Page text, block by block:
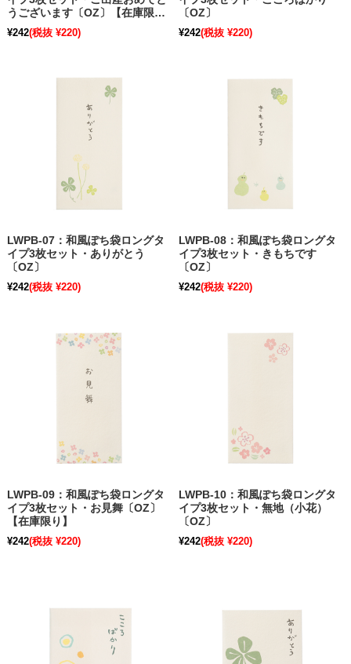
うございます〔OZ〕【在庫限
り】
¥242(税抜 ¥220)
〔OZ〕
¥242(税抜 ¥220)
LWPB-07：和風ぽち袋ロングタ
イプ3枚セット・ありがとう
〔OZ〕
¥242(税抜 ¥220)
LWPB-08：和風ぽち袋ロングタ
イプ3枚セット・きもちです
〔OZ〕
¥242(税抜 ¥220)
LWPB-09：和風ぽち袋ロングタ
イプ3枚セット・お見舞〔OZ〕
【在庫限り】
¥242(税抜 ¥220)
LWPB-10：和風ぽち袋ロングタ
イプ3枚セット・無地（小花）
〔OZ〕
¥242(税抜 ¥220)